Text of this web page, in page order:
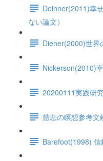
Deinner(2011)幸
ない論文）
Diener(2000)世界
Nickerson(2010)
20200111実践研
慈悲の瞑想参考文
Barefoot(1998)